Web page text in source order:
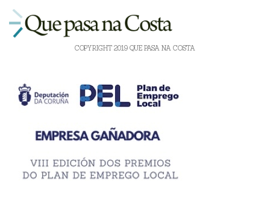
COPYRIGHT 2019 QUE PASA NA COSTA